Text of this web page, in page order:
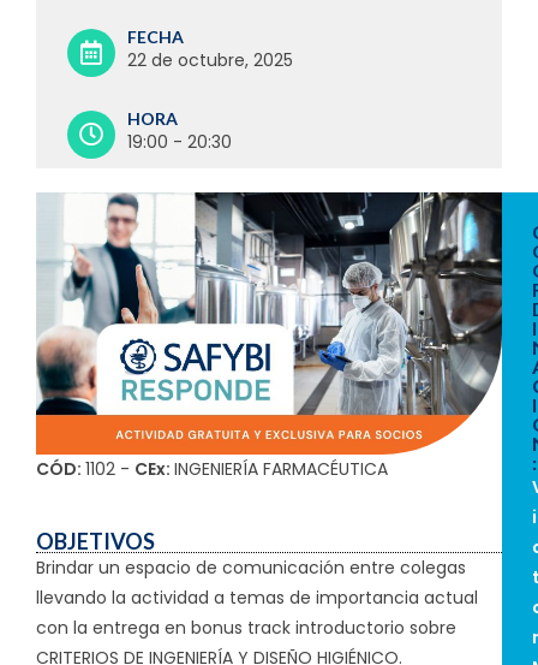
FECHA
22 de octubre, 2025
HORA
19:00 - 20:30
CÓD: 1102 - CEx: INGENIERÍA FARMACÉUTICA
OBJETIVOS
Brindar un espacio de comunicación entre colegas
llevando la actividad a temas de importancia actual
con la entrega en bonus track introductorio sobre
CRITERIOS DE INGENIERÍA Y DISEÑO HIGIÉNICO.
I
I
:
i
r